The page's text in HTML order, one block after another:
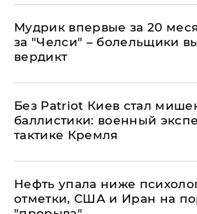
Мудрик впервые за 20
за "Челси" – болельщики
вердикт
​Без Patriot Киев стал
баллистики: военный
тактике Кремля
Нефть упала ниже
отметки, США и Иран на